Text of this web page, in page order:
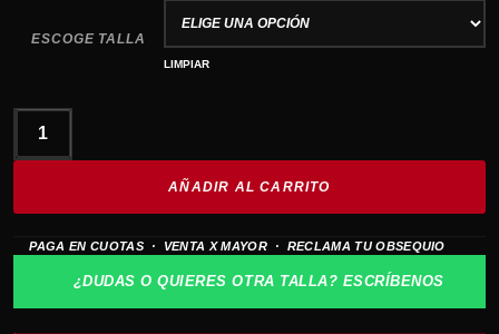
ESCOGE TALLA
LIMPIAR
SEPULTURA
cantidad
AÑADIR AL CARRITO
PAGA EN CUOTAS · VENTA X MAYOR · RECLAMA TU OBSEQUIO
¿DUDAS O QUIERES OTRA TALLA? ESCRÍBENOS